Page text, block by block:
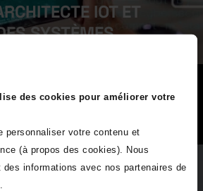
des cookies pour améliorer votre
personnaliser votre contenu et
(à propos des cookies). Nous
des informations avec nos partenaires de
IOT ET
SYSTÈMES